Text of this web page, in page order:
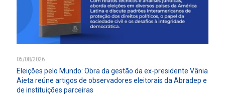
05/08/2026
Eleições pelo Mundo: Obra da gestão da ex-presidente Vânia
Aieta reúne artigos de observadores eleitorais da Abradep e
de instituições parceiras